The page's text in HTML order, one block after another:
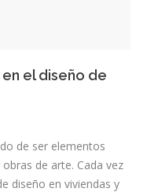
el diseño de
de ser elementos
de arte. Cada vez
diseño en viviendas y